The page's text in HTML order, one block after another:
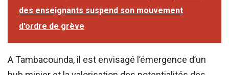
des enseignants suspend son mouvement
d'ordre de grève
A Tambacounda, il est envisagé l’émergence d’un